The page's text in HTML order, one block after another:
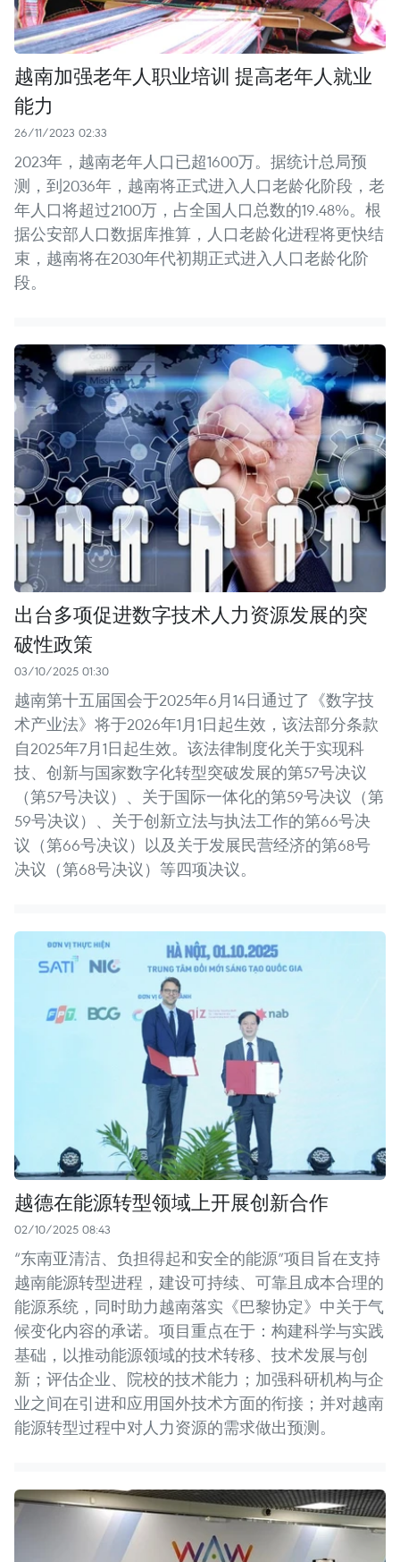
越南加强老年人职业培训 提高老年人就业
能力
26/11/2023 02:33
2023年，越南老年人口已超1600万。据统计总局预
测，到2036年，越南将正式进入人口老龄化阶段，老
年人口将超过2100万，占全国人口总数的19.48%。根
据公安部人口数据库推算，人口老龄化进程将更快结
束，越南将在2030年代初期正式进入人口老龄化阶
段。
出台多项促进数字技术人力资源发展的突
破性政策
03/10/2025 01:30
越南第十五届国会于2025年6月14日通过了《数字技
术产业法》将于2026年1月1日起生效，该法部分条款
自2025年7月1日起生效。该法律制度化关于实现科
技、创新与国家数字化转型突破发展的第57号决议
（第57号决议）、关于国际一体化的第59号决议（第
59号决议）、关于创新立法与执法工作的第66号决
议（第66号决议）以及关于发展民营经济的第68号
决议（第68号决议）等四项决议。
越德在能源转型领域上开展创新合作
02/10/2025 08:43
“东南亚清洁、负担得起和安全的能源”项目旨在支持
越南能源转型进程，建设可持续、可靠且成本合理的
能源系统，同时助力越南落实《巴黎协定》中关于气
候变化内容的承诺。项目重点在于：构建科学与实践
基础，以推动能源领域的技术转移、技术发展与创
新；评估企业、院校的技术能力；加强科研机构与企
业之间在引进和应用国外技术方面的衔接；并对越南
能源转型过程中对人力资源的需求做出预测。